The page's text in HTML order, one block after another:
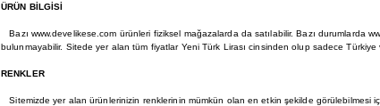
ÜRÜN BİLGİSİ
Bazı www.develikese.com ürünleri fiziksel mağazalarda da satılabilir. Bazı durumlarda
bulunmayabilir. Sitede yer alan tüm fiyatlar Yeni Türk Lirası cinsinden olup sadece Türkiye
RENKLER
Sitemizde yer alan ürünlerinizin renklerinin mümkün olan en etkin şekilde görülebilmesi